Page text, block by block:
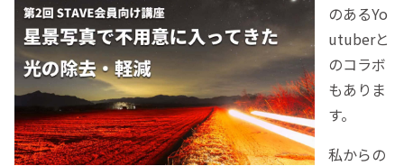
のあるYo
utuberと
のコラボ
もありま
す。
私からの